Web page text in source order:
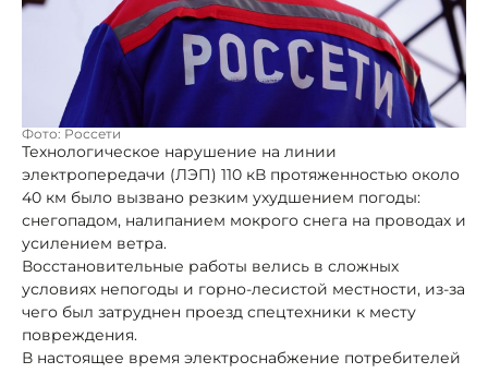
Фото: Россети
Технологическое нарушение на линии
электропередачи (ЛЭП) 110 кВ протяженностью около
40 км было вызвано резким ухудшением погоды:
снегопадом, налипанием мокрого снега на проводах и
усилением ветра.
Восстановительные работы велись в сложных
условиях непогоды и горно-лесистой местности, из-за
чего был затруднен проезд спецтехники к месту
повреждения.
В настоящее время электроснабжение потребителей